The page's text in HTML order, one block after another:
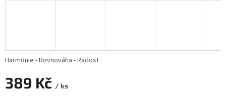
389 Kč / ks
Harmonie - Rovnováha - Radost